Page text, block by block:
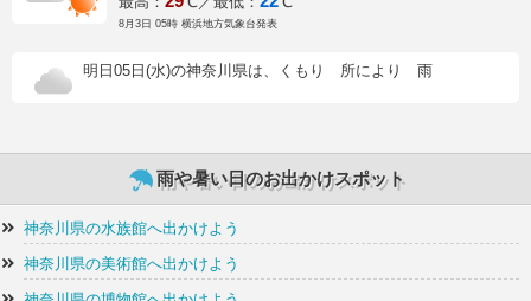
8月3日 05時 横浜地方気象台発表
明日05日(水)の神奈川県は、くもり 所により 雨
雨や暑い日のお出かけスポット
神奈川県の水族館へ出かけよう
神奈川県の美術館へ出かけよう